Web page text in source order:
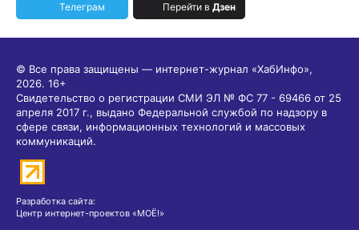
Телеграм Перейти в Дзен
© Все права защищены — интернет-журнал «ХабИнфо»,
2026. 16+
Свидетельство о регистрации СМИ ЭЛ № ФС 77 - 69466 от 25
апреля 2017 г., выдано Федеральной службой по надзору в
сфере связи, информационных технологий и массовых
коммуникаций.
Разработка сайта:
Центр интернет-проектов «МОЁ!»